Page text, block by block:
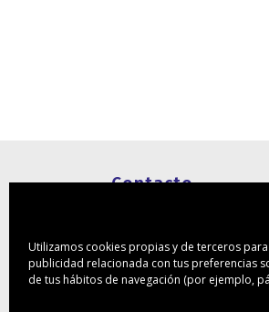
Utilizamos cookies propias y de terceros
publicidad relacionada con tus preferencias
de tus hábitos de navegación (por ejemplo,
Contacto
38004 – Santa Cruz de
(+34) 922 28 95 55